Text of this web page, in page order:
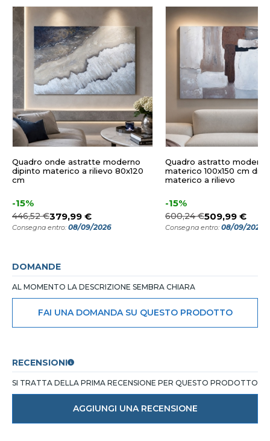
Quadro onde astratte moderno
dipinto materico a rilievo 80x120
cm
-15%
446,52 €379,99 €
Consegna entro: 08/09/2026
Quadro astratto moderno
materico 100x150 cm
materico a rilievo
-15%
600,24 €509,99 €
Consegna entro: 08/09/2026
DOMANDE
AL MOMENTO LA DESCRIZIONE SEMBRA CHIARA
FAI UNA DOMANDA SU QUESTO PRODOTTO
RECENSIONI
SI TRATTA DELLA PRIMA RECENSIONE PER QUESTO PRODOTTO
AGGIUNGI UNA RECENSIONE